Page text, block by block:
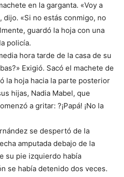
en la garganta. «Voy a
dijo. «Si no estás conmigo, no
guardó la hoja con una
policía.
hora tarde de la casa de su
Exigió. Sacó el machete de
la hoja hacia la parte posterior
hijas, Nadia Mabel, que
a gritar: ?¡Papá! ¡No la
se despertó de la
amputada debajo de la
su pie izquierdo había
se había detenido dos veces.